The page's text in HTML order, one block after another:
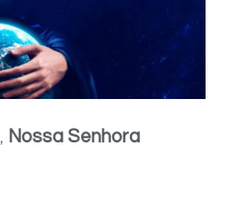
, Nossa Senhora